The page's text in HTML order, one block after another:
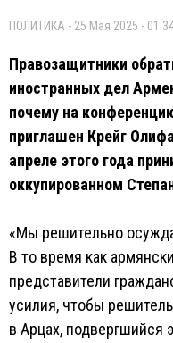
ПОЛИТИКА - 25 Мая 2025 -
Правозащитники
иностранных дел
почему на
приглашен Крейг
апреле этого года
оккупированном
«Мы решительно
В то время как
представители
усилия, чтобы
в Арцах, подвергшийся